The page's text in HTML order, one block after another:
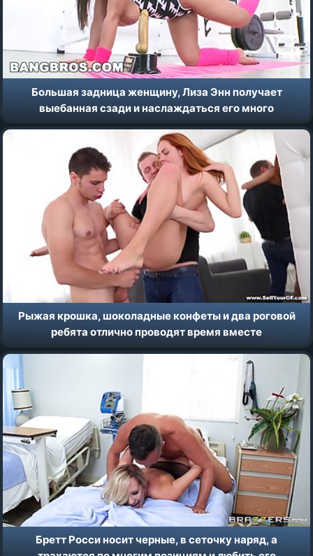
Большая задница женщину, Лиза Энн получает
выебанная сзади и наслаждаться его много
Рыжая крошка, шоколадные конфеты и два роговой
ребята отлично проводят время вместе
Бретт Росси носит черные, в сеточку наряд, а